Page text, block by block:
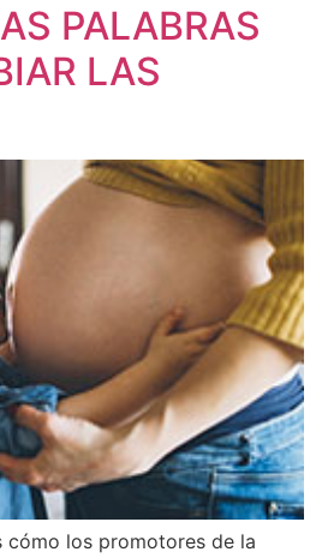
PALABRAS
LAS
cómo los promotores de la